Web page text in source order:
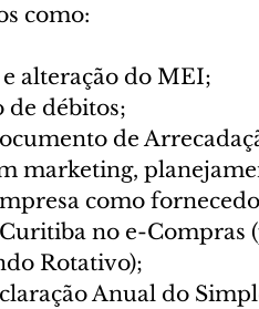
como:
alteração do MEI;
de débitos;
de
marketing,
como
no e-Compras
Rotativo);
Anual do